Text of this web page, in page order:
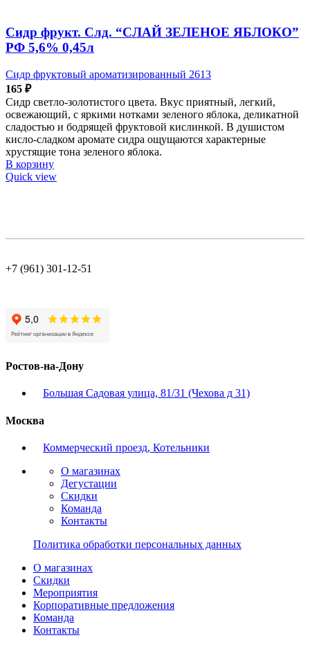
Сидр фрукт. Слд. “СЛАЙ ЗЕЛЕНОЕ ЯБЛОКО”
РФ 5,6% 0,45л
Сидр фруктовый ароматизированный 2613
165 ₽
Сидр светло-золотистого цвета. Вкус приятный, легкий,
освежающий, с яркими нотками зеленого яблока, деликатной
сладостью и бодрящей фруктовой кислинкой. В душистом
кисло-сладком аромате сидра ощущаются характерные
хрустящие тона зеленого яблока.
В корзину
Quick view
+7 (961) 301-12-51
Ростов-на-Дону
Большая Садовая улица, 81/31 (Чехова д 31)
Москва
Коммерческий проезд, Котельники
О магазинах
Дегустации
Скидки
Команда
Контакты
Политика обработки персональных данных
О магазинах
Скидки
Мероприятия
Корпоративные предложения
Команда
Контакты